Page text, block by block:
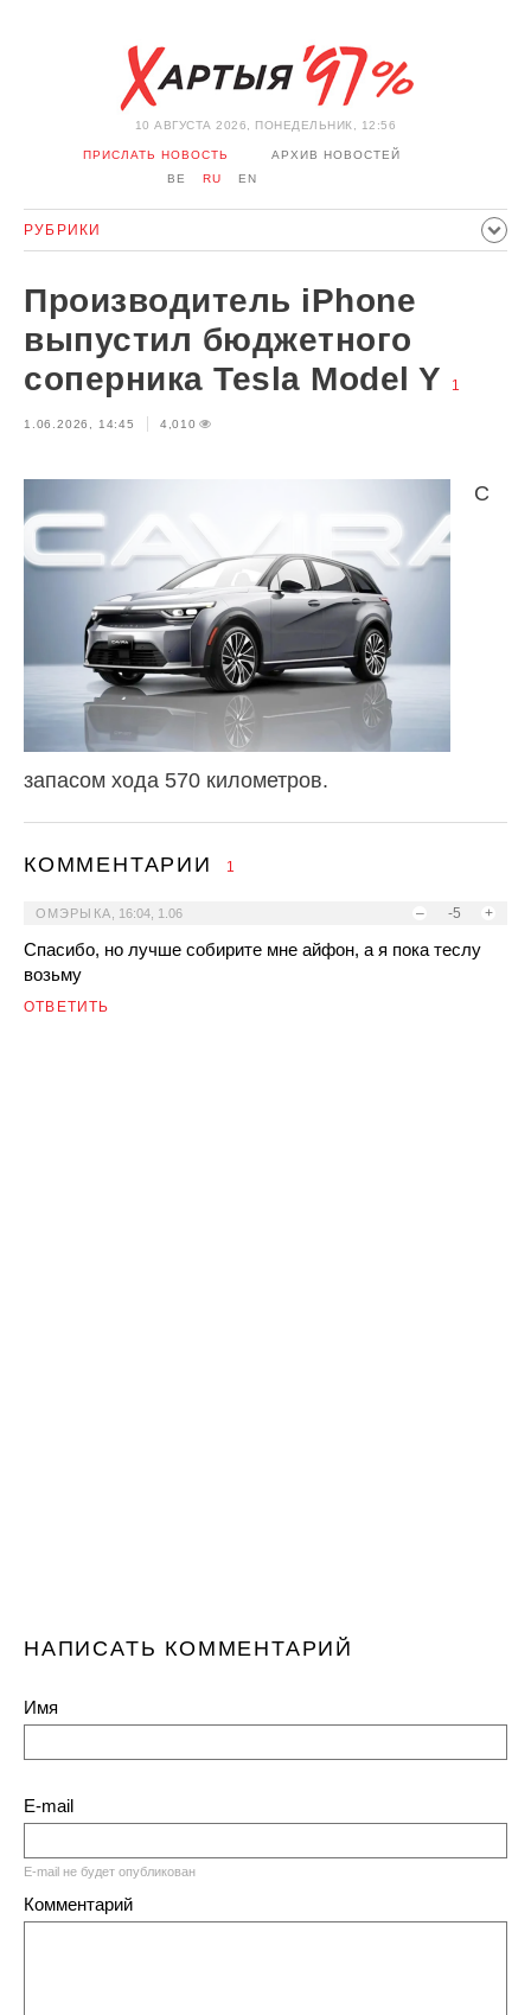
10 АВГУСТА 2026, ПОНЕДЕЛЬНИК, 12:56
ПРИСЛАТЬ НОВОСТЬ
АРХИВ НОВОСТЕЙ
BE
RU EN
РУБРИКИ
ПРОИСШЕСТВИЯ СПОРТ КУЛЬТУРА ИСТОРИЯ
МНЕНИЕ ИНТЕРВЬЮ ТЕХНОЛОГИИ ЗДОРОВЬЕ
АВТО ОТДЫХ ОБХОД БЛОКИРОВКИ И СОЛИДАРНОСТЬ
КОРОНАВИРУС БЕЛАРУСЬ В НАТО
Производитель iPhone
выпустил бюджетного
соперника Tesla Model Y
1
1.06.2026, 14:45 4,010
С
запасом хода 570 километров.
КОММЕНТАРИИ 1
– -5 +
ОМЭРЫКА 16:04, 1.06
Спасибо, но лучше собирите мне айфон, а я пока теслу
возьму
ОТВЕТИТЬ
НАПИСАТЬ КОММЕНТАРИЙ
Имя
E-mail
E-mail не будет опубликован
Комментарий